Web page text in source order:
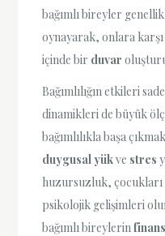
bağımlı bireyler
oynayarak, onlara karşı
içinde bir duvar
Bağımlılığın etkileri
dinamikleri de büyük
bağımlılıkla başa
duygusal yükve stres
huzursuzluk,
psikolojik gelişimleri
bağımlı bireylerin